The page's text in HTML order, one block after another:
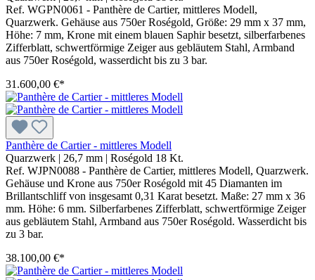
Ref. WGPN0061 - Panthère de Cartier, mittleres Modell,
Quarzwerk. Gehäuse aus 750er Roségold, Größe: 29 mm x 37 mm,
Höhe: 7 mm, Krone mit einem blauen Saphir besetzt, silberfarbenes
Zifferblatt, schwertförmige Zeiger aus gebläutem Stahl, Armband
aus 750er Roségold, wasserdicht bis zu 3 bar.
31.600,00 €*
Panthère de Cartier - mittleres Modell
Quarzwerk | 26,7 mm | Roségold 18 Kt.
Ref. WJPN0088 - Panthère de Cartier, mittleres Modell, Quarzwerk.
Gehäuse und Krone aus 750er Roségold mit 45 Diamanten im
Brillantschliff von insgesamt 0,31 Karat besetzt. Maße: 27 mm x 36
mm. Höhe: 6 mm. Silberfarbenes Zifferblatt, schwertförmige Zeiger
aus gebläutem Stahl, Armband aus 750er Roségold. Wasserdicht bis
zu 3 bar.
38.100,00 €*